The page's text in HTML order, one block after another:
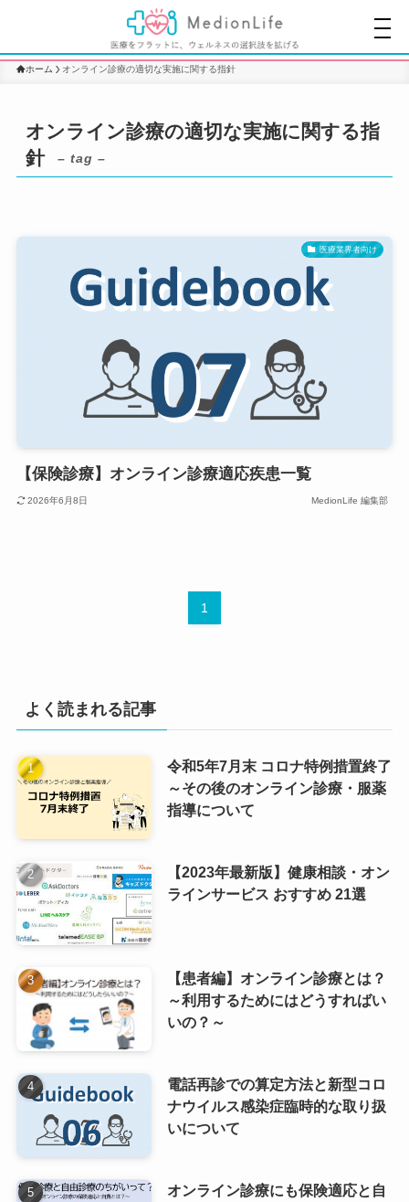
ホーム オンライン診療の適切な実施に関する指針
オンライン診療の適切な実施に関する指
針
– tag –
医療業界者向け
【保険診療】オンライン診療適応疾患一覧
2026年6月8日 MedionLife 編集部
1
よく読まれる記事
令和5年7月末 コロナ特例措置終了
～その後のオンライン診療・服薬
指導について
【2023年最新版】健康相談・オン
ラインサービス おすすめ 21選
【患者編】オンライン診療とは？
～利用するためにはどうすればい
いの？～
電話再診での算定方法と新型コロ
ナウイルス感染症臨時的な取り扱
いについて
オンライン診療にも保険適応と自